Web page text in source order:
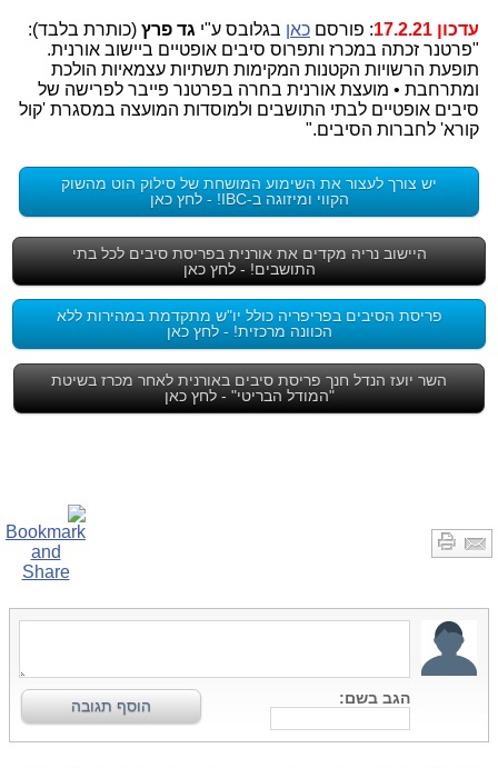
עדכון 17.2.21 : פורסם כאן בגלובס ע"י גד פרץ (כותרת בלבד):
"פרטנר זכתה במכרז ותפרוס סיבים אופטיים ביישוב אורנית.
תופעת הרשויות הקטנות המקימות תשתיות עצמאיות הולכת
ומתרחבת • מועצת אורנית בחרה בפרטנר פייבר לפרישה של
סיבים אופטיים לבתי התושבים ולמוסדות המועצה במסגרת 'קול
קורא' לחברות הסיבים."
יש צורך לעצור את השימוע המושחת של סילוק הוט מהשוק
הקווי ומיזוגה ב-IBC! - לחץ כאן
היישוב נריה מקדים את אורנית בפריסת סיבים לכל בתי
התושבים! - לחץ כאן
פריסת הסיבים בפריפריה כולל יו"ש מתקדמת במהירות ללא
הכוונה מרכזית! - לחץ כאן
השר יועז הנדל חנך פריסת סיבים באורנית לאחר מכרז בשיטת
"המודל הבריטי" - לחץ כאן